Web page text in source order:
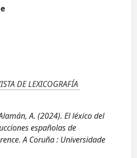
DE LEXICOGRAFÍA
A. (2024). El léxico del
españolas de
A Coruña : Universidade